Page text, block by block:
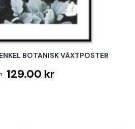
BOTANISK VÄXTPOSTER
129.00 kr